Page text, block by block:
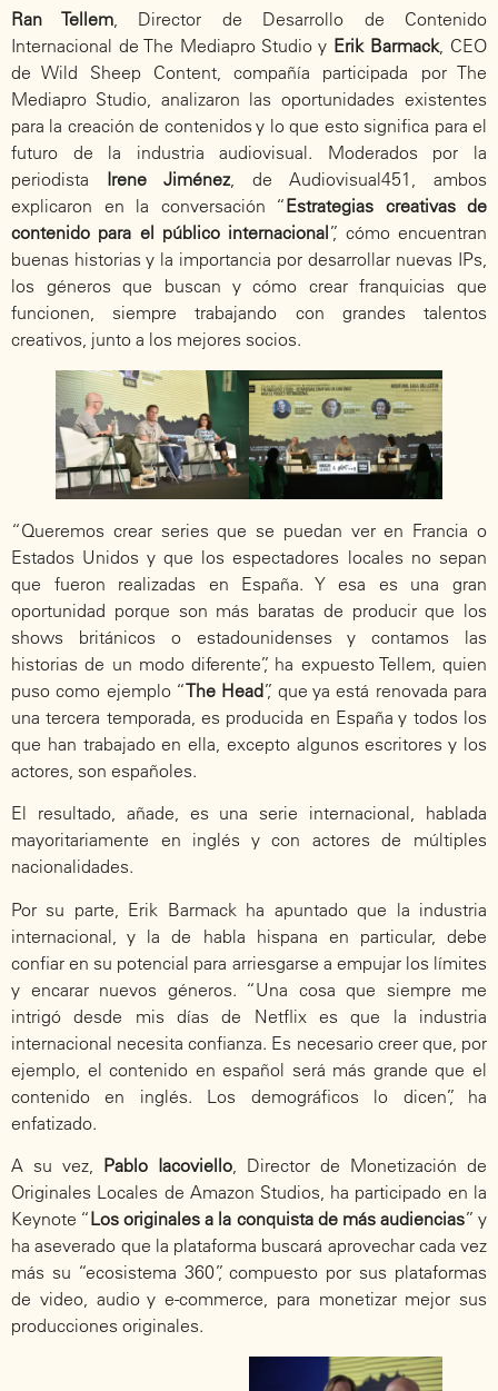
Ran Tellem, Director de Desarrollo de Contenido
Internacional de The Mediapro Studio y Erik Barmack, CEO
de Wild Sheep Content, compañía participada por The
Mediapro Studio, analizaron las oportunidades existentes
para la creación de contenidos y lo que esto significa para el
futuro de la industria audiovisual. Moderados por la
periodista Irene Jiménez , de Audiovisual451, ambos
explicaron en la conversación “Estrategias creativas de
contenido para el público internacional”, cómo encuentran
buenas historias y la importancia por desarrollar nuevas IPs,
los géneros que buscan y cómo crear franquicias que
funcionen, siempre trabajando con grandes talentos
creativos, junto a los mejores socios.
“Queremos crear series que se puedan ver en Francia o
Estados Unidos y que los espectadores locales no sepan
que fueron realizadas en España. Y esa es una gran
oportunidad porque son más baratas de producir que los
shows británicos o estadounidenses y contamos las
historias de un modo diferente”, ha expuesto Tellem, quien
puso como ejemplo “The Head”, que ya está renovada para
una tercera temporada, es producida en España y todos los
que han trabajado en ella, excepto algunos escritores y los
actores, son españoles.
El resultado, añade, es una serie internacional, hablada
mayoritariamente en inglés y con actores de múltiples
nacionalidades.
Por su parte, Erik Barmack ha apuntado que la industria
internacional, y la de habla hispana en particular, debe
confiar en su potencial para arriesgarse a empujar los límites
y encarar nuevos géneros. “Una cosa que siempre me
intrigó desde mis días de Netflix es que la industria
internacional necesita confianza. Es necesario creer que, por
ejemplo, el contenido en español será más grande que el
contenido en inglés. Los demográficos lo dicen”, ha
enfatizado.
A su vez, Pablo Iacoviello , Director de Monetización de
Originales Locales de Amazon Studios, ha participado en la
Keynote “Los originales a la conquista de más audiencias” y
ha aseverado que la plataforma buscará aprovechar cada vez
más su “ecosistema 360”, compuesto por sus plataformas
de video, audio y e-commerce, para monetizar mejor sus
producciones originales.